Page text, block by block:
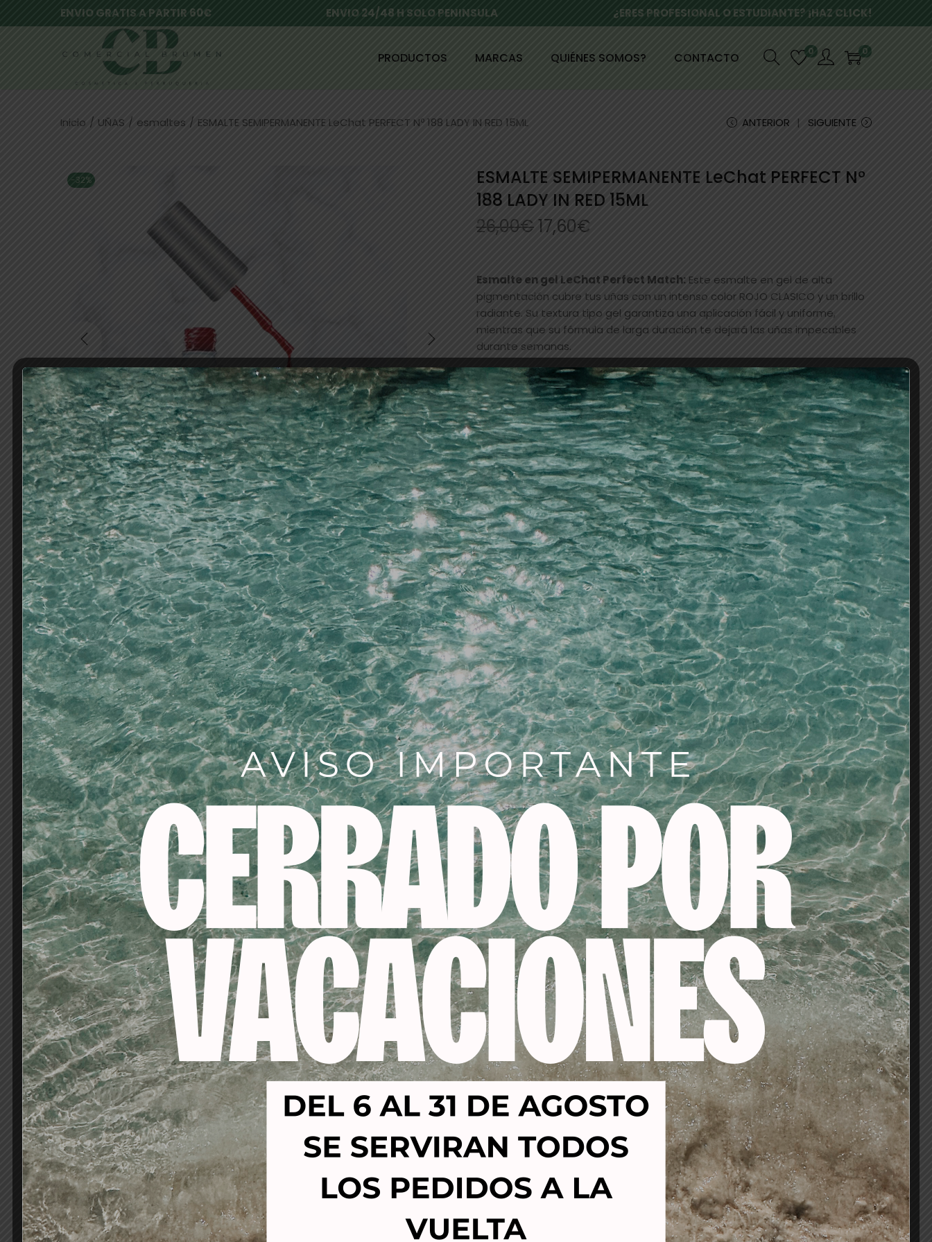
ENVIO GRATIS A PARTIR 60€ ENVIO 24/48 H SOLO PENINSULA ¿ERES PROFESIONAL O ESTUDIANTE? ¡HAZ CLICK!
PRODUCTOS MARCAS QUIÉNES SOMOS? CONTACTO 0 0
Inicio / UÑAS / esmaltes / ESMALTE SEMIPERMANENTE LeChat PERFECT Nº 188 LADY IN RED 15ML ANTERIOR SIGUIENTE
-32%
ESMALTE SEMIPERMANENTE LeChat PERFECT Nº
188 LADY IN RED 15ML
26,00€17,60€
Esmalte en gel LeChat Perfect Match: Este esmalte en gel de alta
pigmentación cubre tus uñas con un intenso color ROJO CLASICO y un brillo
radiante. Su textura tipo gel garantiza una aplicación fácil y uniforme,
mientras que su fórmula de larga duración te dejará las uñas impecables
durante semanas.
Hay 2 existencias
AÑADIR AL CARRITO
Añadir a la lista de deseos
SKU:18837
Categorías:esmaltes,UÑAS
LECHAT
Descripción
Sus beneficios de un vistazo:
Armonía perfecta:esmalte en gel para un resultado absolutamente armonioso.
Fácil aplicación:Su textura suave se desliza sin esfuerzo sobre la uña y permite una aplicación
Cobertura intensa:Una sola capa es suficiente para obtener un color intenso y uniforme.
Larga duración:
Disfruta de semanas de brillo y color con el esmalte en gel Perfect Match
Acabado de alto brillo:
El esmalte le da a tus uñas un irresistible aspecto de gel con un brillo
espectacular.
Productos relacionados
-21% -27% -17% -27%